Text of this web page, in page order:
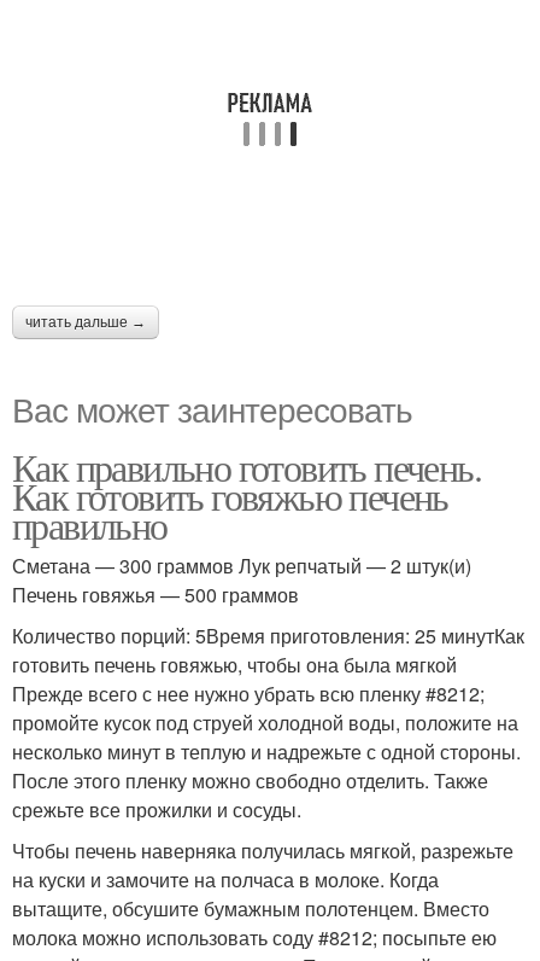
читать дальше →
Вас может заинтересовать
Как правильно готовить печень.
Как готовить говяжью печень
правильно
Сметана — 300 граммов Лук репчатый — 2 штук(и)
Печень говяжья — 500 граммов
Количество порций: 5Время приготовления: 25 минутКак
готовить печень говяжью, чтобы она была мягкой
Прежде всего с нее нужно убрать всю пленку #8212;
промойте кусок под струей холодной воды, положите на
несколько минут в теплую и надрежьте с одной стороны.
После этого пленку можно свободно отделить. Также
срежьте все прожилки и сосуды.
Чтобы печень наверняка получилась мягкой, разрежьте
на куски и замочите на полчаса в молоке. Когда
вытащите, обсушите бумажным полотенцем. Вместо
молока можно использовать соду #8212; посыпьте ею